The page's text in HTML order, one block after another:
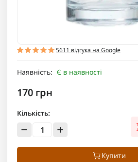
5611 відгука на Google
Наявність: Є в наявності
170 грн
Кількість:
Купити